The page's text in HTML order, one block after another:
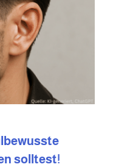
solltest!